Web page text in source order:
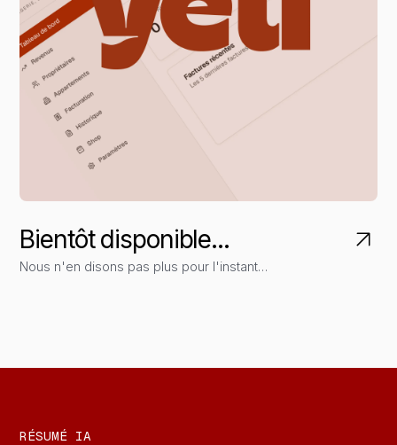
Bientôt disponible...
Nous n'en disons pas plus pour l'instant…
RÉSUMÉ IA